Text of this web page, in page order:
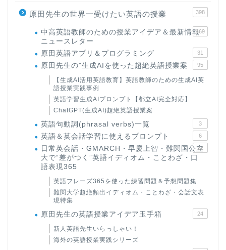
原田先生の世界一受けたい英語の授業 398
中高英語教師のための授業アイデア＆最新情報
ニュースレター
169
原田英語アプリ＆プログラミング 31
原田先生の"生成AIを使った超絶英語授業案 95
【生成AI活用英語教育】英語教師のための生成AI英
語授業実践事例
英語学習生成AIプロンプト【都立AI完全対応】
ChatGPT(生成AI)超絶英語授業案
英語句動詞(phrasal verbs)一覧 3
英語＆英会話学習に使えるプロンプト 6
日常英会話・GMARCH・早慶上智・難関国公立
大で“差がつく”英語イディオム・ことわざ・口
語表現365
22
英語フレーズ365を使った練習問題＆予想問題集
難関大学超絶頻出イディオム・ことわざ・会話文表
現特集
原田先生の英語授業アイデア玉手箱 24
新人英語先生いらっしゃい！
海外の英語授業実践シリーズ